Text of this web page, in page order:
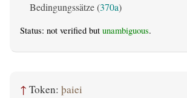
Bedingungssätze (370a)
Status: not verified but unambiguous.
↑ Token: þaiei